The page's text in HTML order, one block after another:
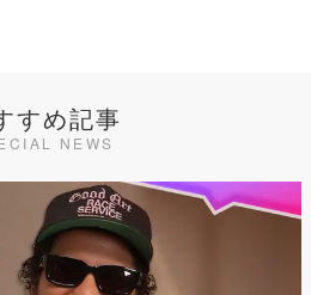
すめ記事
NEWS